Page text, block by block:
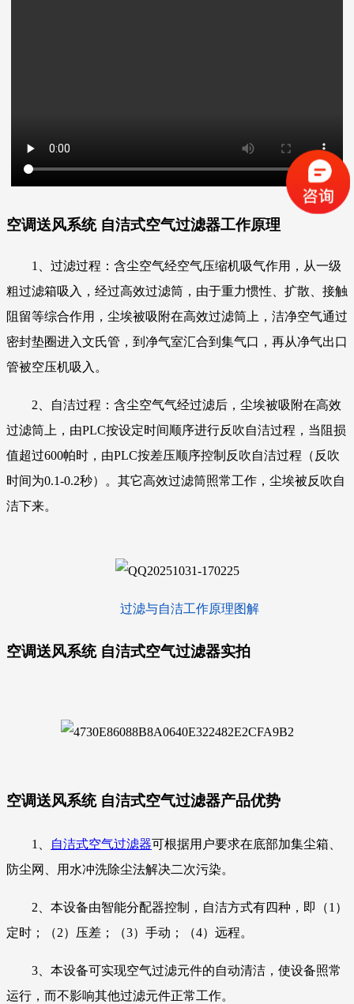
空调送风系统 自洁式空气过滤器工作原理
1、过滤过程：含尘空气经空气压缩机吸气作用，从一级
粗过滤箱吸入，经过高效过滤筒，由于重力惯性、扩散、接触
阻留等综合作用，尘埃被吸附在高效过滤筒上，洁净空气通过
密封垫圈进入文氏管，到净气室汇合到集气口，再从净气出口
管被空压机吸入。
2、自洁过程：含尘空气气经过滤后，尘埃被吸附在高效
过滤筒上，由PLC按设定时间顺序进行反吹自洁过程，当阻损
值超过600帕时，由PLC按差压顺序控制反吹自洁过程（反吹
时间为0.1-0.2秒）。其它高效过滤筒照常工作，尘埃被反吹自
洁下来。
过滤与自洁工作原理图解
空调送风系统 自洁式空气过滤器实拍
空调送风系统 自洁式空气过滤器产品优势
1、 自洁式空气过滤器可根据用户要求在底部加集尘箱、
防尘网、用水冲洗除尘法解决二次污染。
2、本设备由智能分配器控制，自洁方式有四种，即（1）
定时；（2）压差；（3）手动；（4）远程。
3、本设备可实现空气过滤元件的自动清洁，使设备照常
运行，而不影响其他过滤元件正常工作。